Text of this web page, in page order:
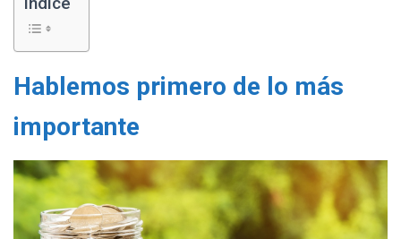
Hablemos primero de lo más
importante